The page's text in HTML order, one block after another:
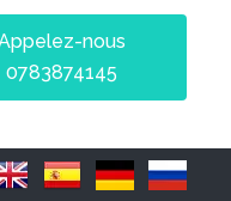
nous
0783874145